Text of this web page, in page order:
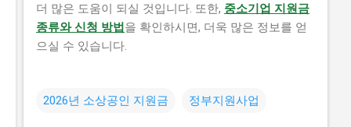
더 많은 도움이 되실 것입니다. 또한, 중소기업 지원금
종류와 신청 방법을 확인하시면, 더욱 많은 정보를 얻
으실 수 있습니다.
2026년 소상공인 지원금 정부지원사업